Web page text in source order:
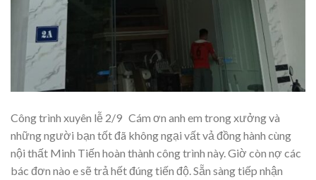
Công trình xuyên lễ 2/9 Cám ơn anh em trong xưởng và
những người bạn tốt đã không ngại vất vả đồng hành cùng
nội thất Minh Tiến hoàn thành công trình này. Giờ còn nợ các
bác đơn nào e sẽ trả hết đúng tiến độ. Sẵn sàng tiếp nhận